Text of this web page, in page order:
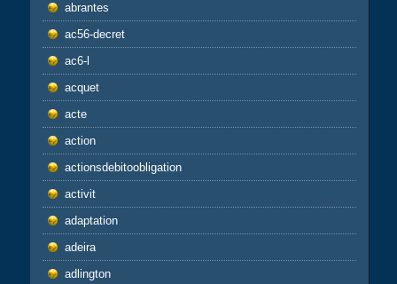
abrantes
ac56-decret
ac6-l
acquet
acte
action
actionsdebitoobligation
activit
adaptation
adeira
adlington